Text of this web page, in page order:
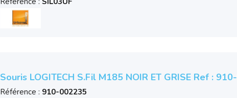
Souris LOGITECH S.fil M185 NOIR ET GRISE Ref :
Référence : 910-002235